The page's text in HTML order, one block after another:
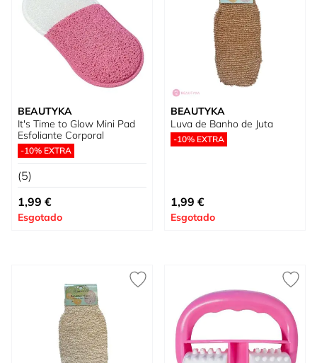
BEAUTYKA
It's Time to Glow Mini Pad
Esfoliante Corporal
-10% EXTRA
(5)
1,99 €
Esgotado
BEAUTYKA
Luva de Banho de Juta
-10% EXTRA
1,99 €
Esgotado